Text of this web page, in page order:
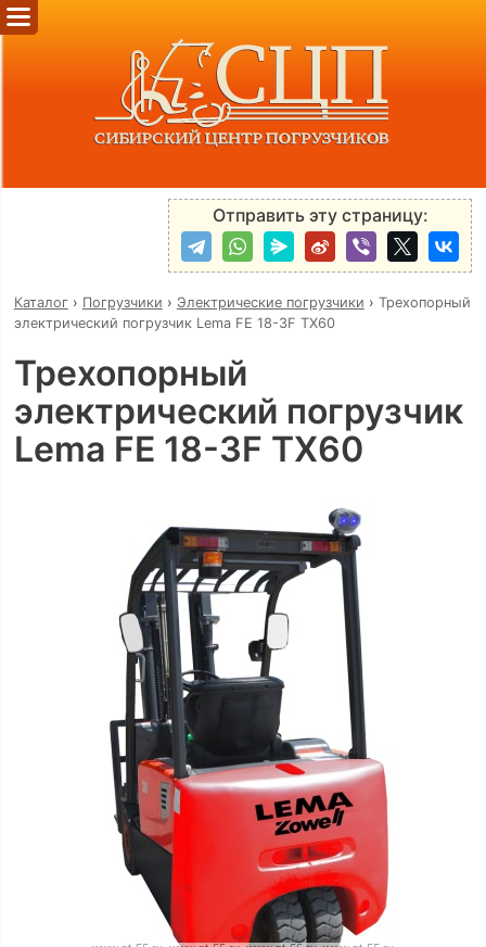
Отправить эту страницу:
Каталог› Погрузчики › Электрические погрузчики › Трехопорный
электрический погрузчик Lema FE 18-3F TX60
Трехопорный
электрический погрузчик
Lema FE 18-3F TX60